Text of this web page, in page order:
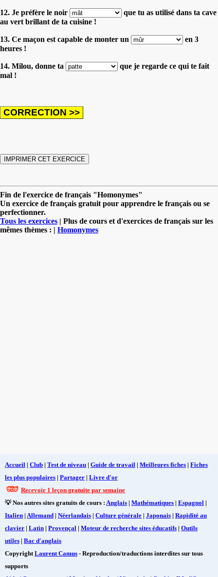
12. Je préfère le noir
que tu as utilisé dans ta cave
au vert brillant de ta cuisine !
13. Ce maçon est capable de monter un
en 3
heures !
14. Milou, donne ta
que je regarde ce qui te fait
mal !
Fin de l'exercice de français "Homonymes"
Un exercice de français gratuit pour apprendre le français ou se
perfectionner.
Tous les exercices | Plus de cours et d'exercices de français sur les
mêmes thèmes : | Homonymes
Accueil | Club | Test de niveau | Guide de travail | Meilleures fiches | Fiches
les plus populaires | Partager | Livre d'or
Recevoir 1 leçon gratuite par semaine
💡 Nos autres sites gratuits de cours : Anglais | Mathématiques | Espagnol |
Italien | Allemand | Néerlandais | Culture générale | Japonais | Rapidité au
clavier | Latin | Provençal | Moteur de recherche sites éducatifs | Outils
utiles | Bac d'anglais
Copyright Laurent Camus - Reproduction/traductions interdites sur tous
supports